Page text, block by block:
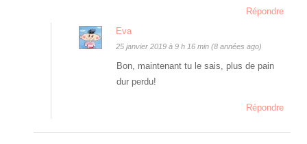
Répondre
Eva
25 janvier 2019 à 9 h 16 min (8 années ago)
Bon, maintenant tu le sais, plus de pain
dur perdu!
Répondre